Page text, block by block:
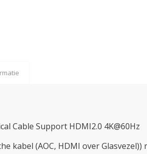
Cable Support HDMI2.0 4K@60Hz
kabel (AOC, HDMI over Glasvezel))